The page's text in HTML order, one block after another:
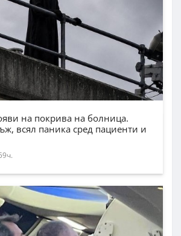
на покрива на болница.
всял паника сред пациенти и